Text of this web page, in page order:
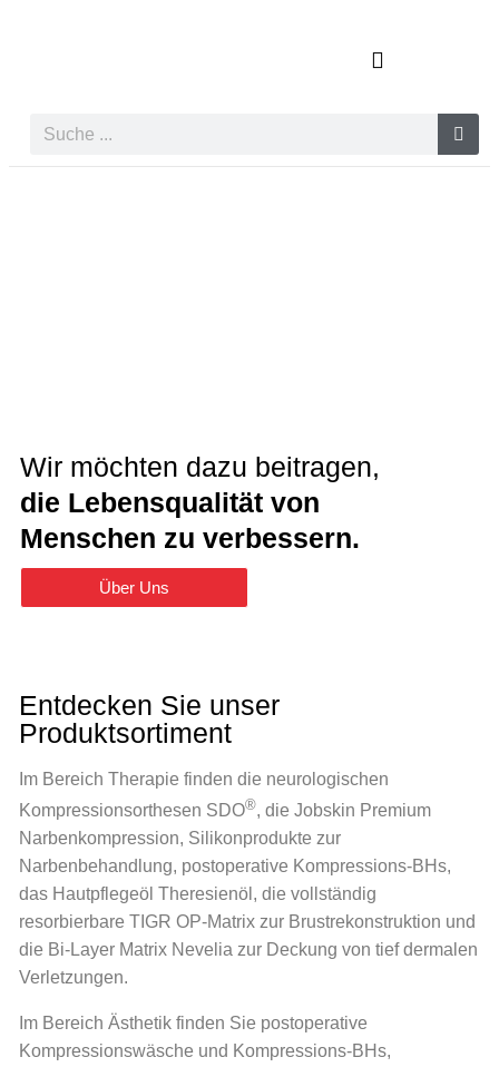
Wir möchten dazu beitragen,
die Lebensqualität von
Menschen zu verbessern.
Über Uns
Entdecken Sie unser
Produktsortiment
Im Bereich Therapie finden die neurologischen
Kompressionsorthesen SDO®, die Jobskin Premium
Narbenkompression, Silikonprodukte zur
Narbenbehandlung, postoperative Kompressions-BHs,
das Hautpflegeöl Theresienöl, die vollständig
resorbierbare TIGR OP-Matrix zur Brustrekonstruktion und
die Bi-Layer Matrix Nevelia zur Deckung von tief dermalen
Verletzungen.
Im Bereich Ästhetik finden Sie postoperative
Kompressionswäsche und Kompressions-BHs,